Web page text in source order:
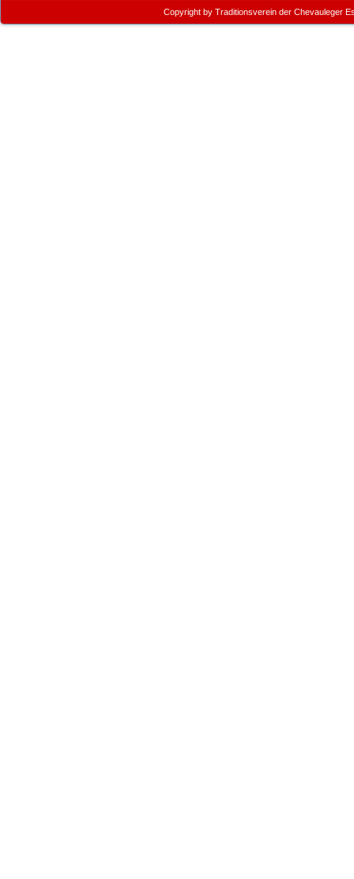
Copyright by Traditionsverein der Chevauleger